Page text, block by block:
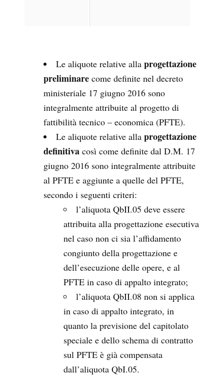
Le aliquote relative alla progettazione
preliminare come definite nel decreto
ministeriale 17 giugno 2016 sono
integralmente attribuite al progetto di
fattibilità tecnico – economica (PFTE).
Le aliquote relative alla progettazione
definitiva così come definite dal D.M. 17
giugno 2016 sono integralmente attribuite
al PFTE e aggiunte a quelle del PFTE,
secondo i seguenti criteri:
l’aliquota QbII.05 deve essere
attribuita alla progettazione esecutiva
nel caso non ci sia l’affidamento
congiunto della progettazione e
dell’esecuzione delle opere, e al
PFTE in caso di appalto integrato;
l’aliquota QbII.08 non si applica
in caso di appalto integrato, in
quanto la previsione del capitolato
speciale e dello schema di contratto
sul PFTE è già compensata
dall’aliquota QbI.05.